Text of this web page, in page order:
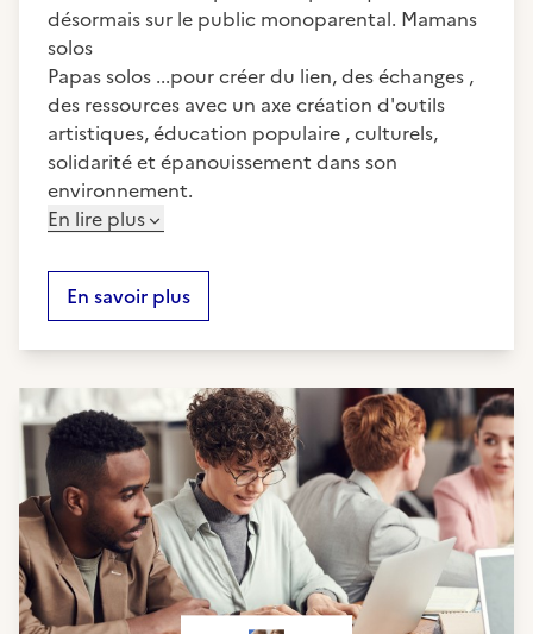
désormais sur le public monoparental. Mamans
solos
Papas solos ...pour créer du lien, des échanges ,
des ressources avec un axe création d'outils
artistiques, éducation populaire , culturels,
solidarité et épanouissement dans son
environnement.
En lire plus
En savoir plus